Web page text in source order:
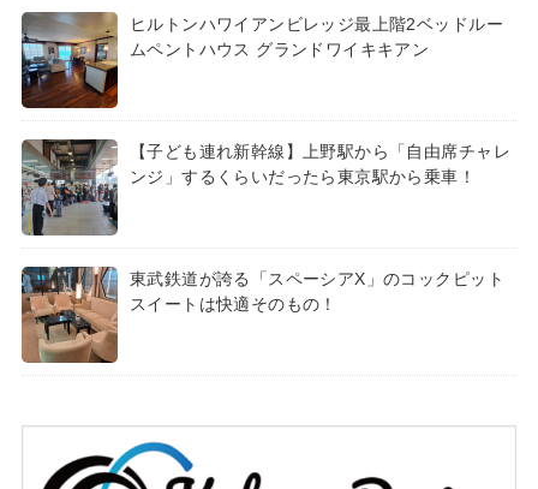
ヒルトンハワイアンビレッジ最上階2ベッドルー
ムペントハウス グランドワイキキアン
【子ども連れ新幹線】上野駅から「自由席チャレ
ンジ」するくらいだったら東京駅から乗車！
東武鉄道が誇る「スペーシアX」のコックピット
スイートは快適そのもの！